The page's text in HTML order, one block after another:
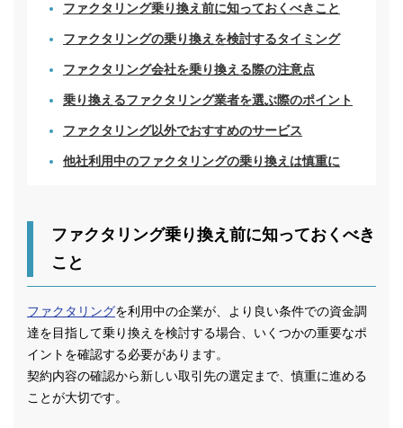
ファクタリング乗り換え前に知っておくべきこと
ファクタリングの乗り換えを検討するタイミング
ファクタリング会社を乗り換える際の注意点
乗り換えるファクタリング業者を選ぶ際のポイント
ファクタリング以外でおすすめのサービス
他社利用中のファクタリングの乗り換えは慎重に
ファクタリング乗り換え前に知っておくべき
こと
ファクタリングを利用中の企業が、より良い条件での資金調
達を目指して乗り換えを検討する場合、いくつかの重要なポ
イントを確認する必要があります。
契約内容の確認から新しい取引先の選定まで、慎重に進める
ことが大切です。